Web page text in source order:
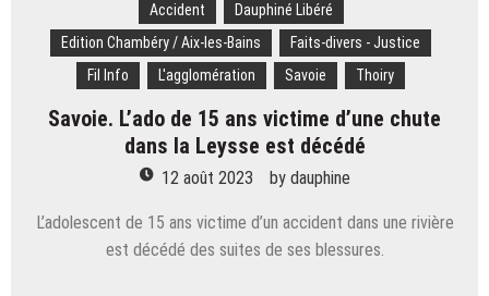
Ferme
du
Pré
Velard,
est
agriculteur…
et
!
Accident
Dauphiné Libéré
Edition Chambéry / Aix-les-Bains
Faits-divers - Justice
Fil Info
L'agglomération Savoie Thoiry
Savoie. L’ado de 15 ans victime d’une chute
dans la Leysse est décédé
12 août 2023 by dauphine
L’adolescent de 15 ans victime d’un accident dans une rivière
est décédé des suites de ses blessures.